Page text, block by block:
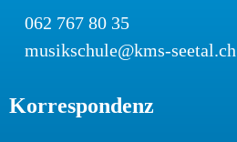
062 767 80 35
musikschule@kms-seetal.ch
Korrespondenz